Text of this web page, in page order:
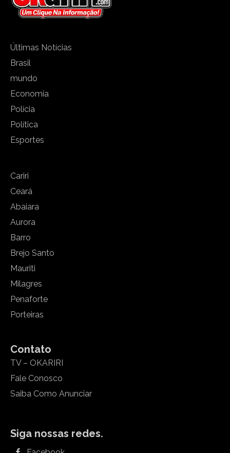
Últimas Notícias
Brasil
mundo
Economia
Polícia
Política
Esportes
Cariri
Ceará
Abaiara
Aurora
Barro
Brejo Santo
Mauriti
Milagres
Penaforte
Porteiras
Contato
TV – OKARIRI
Fale Conosco
Saiba Como Anunciar
Siga nossas redes.